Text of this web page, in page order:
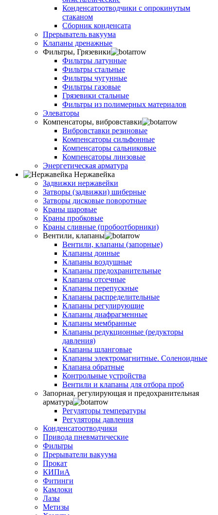
Конденсатоотводчики с опрокинутым
стаканом
Сборник конденсата
Прерыватель вакуума
Клапаны дренажные
Фильтры, Грязевики
Фильтры латунные
Фильтры стальные
Фильтры чугунные
Фильтры газовые
Грязевики стальные
Фильтры из полимерных материалов
Элеваторы
Компенсаторы, вибровставки
Вибровставки резиновые
Компенсаторы сильфонные
Компенсаторы сальниковые
Компенсаторы линзовые
Энергетическая арматура
Нержавейка
Задвижки нержавейки
Затворы (задвижки) шиберные
Затворы дисковые поворотные
Краны шаровые
Краны пробковые
Краны сливные (пробоотборники)
Вентили, клапаны
Вентили, клапаны (запорные)
Клапаны донные
Клапаны воздушные
Клапаны предохранительные
Клапаны отсечные
Клапаны перепускные
Клапаны распределительные
Клапаны регулирующие
Клапаны диафрагменные
Клапаны мембранные
Клапаны редукционные (редукторы
давления)
Клапаны шланговые
Клапаны электромагнитные. Соленоидные
Клапана обратные
Контрольные устройства
Вентили и клапаны для отбора проб
Запорная, регулирующая и предохранительная
арматура
Регуляторы температуры
Регуляторы давления
Конденсатоотводчики
Привода пневматические
Фильтры
Прерыватели вакуума
Прокат
КИПиА
Фитинги
Камлоки
Лазы
Метизы